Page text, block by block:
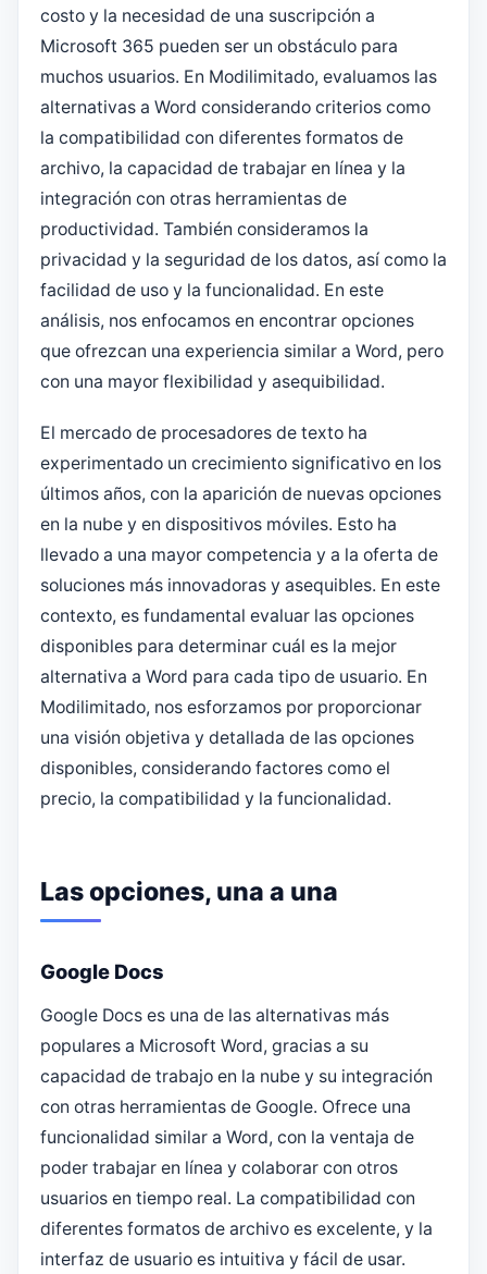
costo y la necesidad de una suscripción a
Microsoft 365 pueden ser un obstáculo para
muchos usuarios. En Modilimitado, evaluamos las
alternativas a Word considerando criterios como
la compatibilidad con diferentes formatos de
archivo, la capacidad de trabajar en línea y la
integración con otras herramientas de
productividad. También consideramos la
privacidad y la seguridad de los datos, así como la
facilidad de uso y la funcionalidad. En este
análisis, nos enfocamos en encontrar opciones
que ofrezcan una experiencia similar a Word, pero
con una mayor flexibilidad y asequibilidad.
El mercado de procesadores de texto ha
experimentado un crecimiento significativo en los
últimos años, con la aparición de nuevas opciones
en la nube y en dispositivos móviles. Esto ha
llevado a una mayor competencia y a la oferta de
soluciones más innovadoras y asequibles. En este
contexto, es fundamental evaluar las opciones
disponibles para determinar cuál es la mejor
alternativa a Word para cada tipo de usuario. En
Modilimitado, nos esforzamos por proporcionar
una visión objetiva y detallada de las opciones
disponibles, considerando factores como el
precio, la compatibilidad y la funcionalidad.
Las opciones, una a una
Google Docs
Google Docs es una de las alternativas más
populares a Microsoft Word, gracias a su
capacidad de trabajo en la nube y su integración
con otras herramientas de Google. Ofrece una
funcionalidad similar a Word, con la ventaja de
poder trabajar en línea y colaborar con otros
usuarios en tiempo real. La compatibilidad con
diferentes formatos de archivo es excelente, y la
interfaz de usuario es intuitiva y fácil de usar.